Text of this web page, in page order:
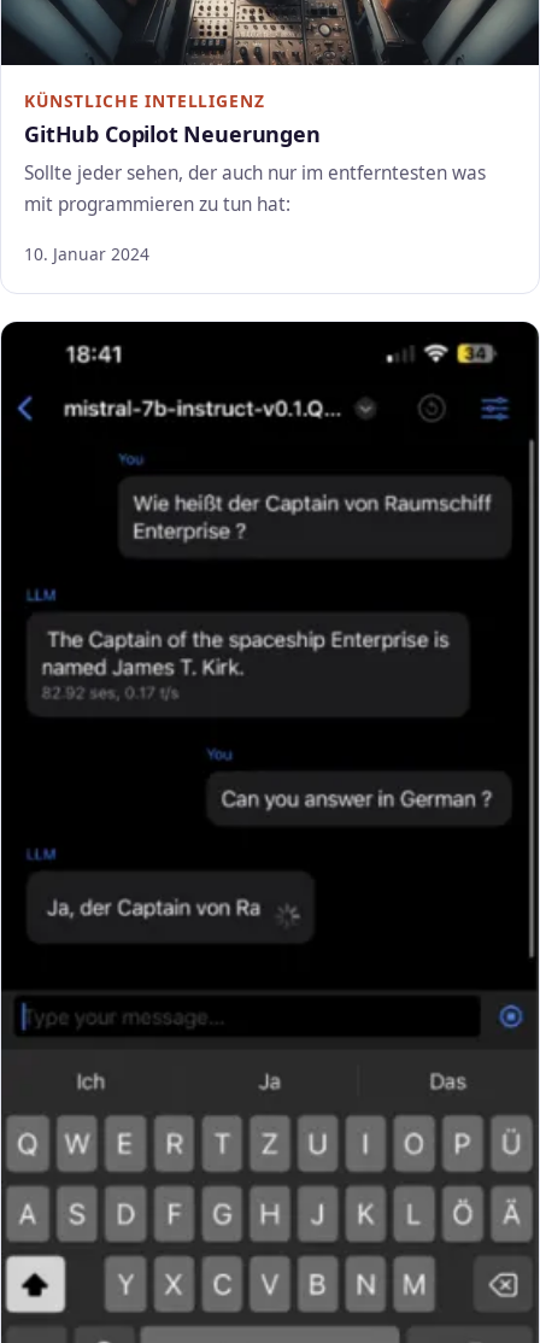
KÜNSTLICHE INTELLIGENZ
GitHub Copilot Neuerungen
Sollte jeder sehen, der auch nur im entferntesten was
mit programmieren zu tun hat:
10. Januar 2024